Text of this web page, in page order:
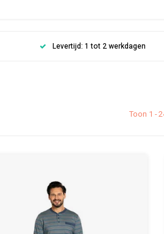
Levertijd: 1 tot 2 werkdagen
Toon 1 -